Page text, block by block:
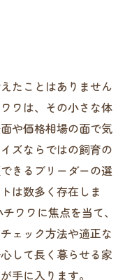
たことはありません
ワは、その小さな体
や価格相場の面で気
ズならではの飼育の
きるブリーダーの選
は数多く存在しま
ワワに焦点を当て、
ェック方法や適正な
して長く暮らせる家
手に入ります。